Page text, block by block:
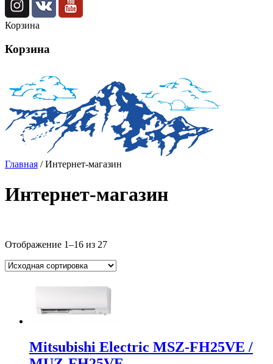
Корзина
Корзина
Главная / Интернет-магазин
Интернет-магазин
Отображение 1–16 из 27
Mitsubishi Electric MSZ-FH25VE /